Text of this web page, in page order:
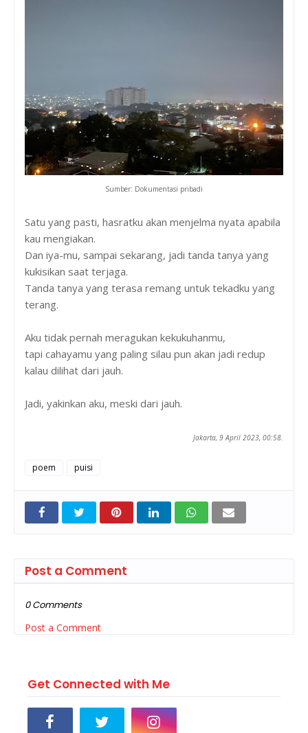
Sumber: Dokumentasi pribadi
Satu yang pasti, hasratku akan menjelma nyata apabila
kau mengiakan.
Dan iya-mu, sampai sekarang, jadi tanda tanya yang
kukisikan saat terjaga.
Tanda tanya yang terasa remang untuk tekadku yang
terang.
Aku tidak pernah meragukan kekukuhanmu,
tapi cahayamu yang paling silau pun akan jadi redup
kalau dilihat dari jauh.
Jadi, yakinkan aku, meski dari jauh.
Jakarta, 9 April 2023, 00:58.
poem puisi
Post a Comment
0 Comments
Post a Comment
Get Connected with Me